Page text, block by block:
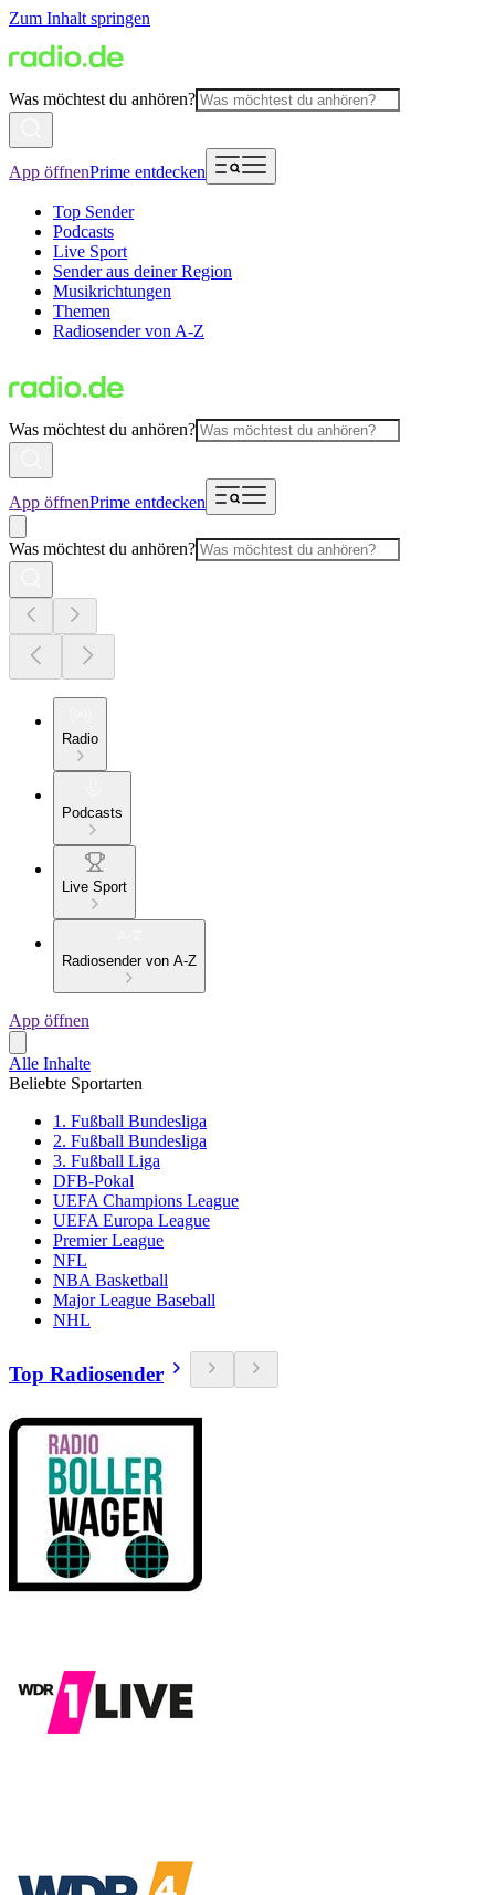
Zum Inhalt springen
Was möchtest du anhören?
App öffnenPrime entdecken
Top Sender
Podcasts
Live Sport
Sender aus deiner Region
Musikrichtungen
Themen
Radiosender von A-Z
Was möchtest du anhören?
App öffnenPrime entdecken
Was möchtest du anhören?
Radio
Podcasts
Live Sport
Radiosender von A-Z
App öffnen
Alle Inhalte
Beliebte Sportarten
1. Fußball Bundesliga
2. Fußball Bundesliga
3. Fußball Liga
DFB-Pokal
UEFA Champions League
UEFA Europa League
Premier League
NFL
NBA Basketball
Major League Baseball
NHL
Top Radiosender